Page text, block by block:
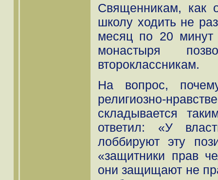
Священникам, как
школу ходить не
месяц по 20 минут
монастыря
второклассникам.
На вопрос,
религиозно-
складывается
ответил: «У
лоббируют эту
«защитники прав
они защищают не